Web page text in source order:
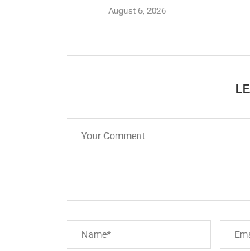
August 6, 2026